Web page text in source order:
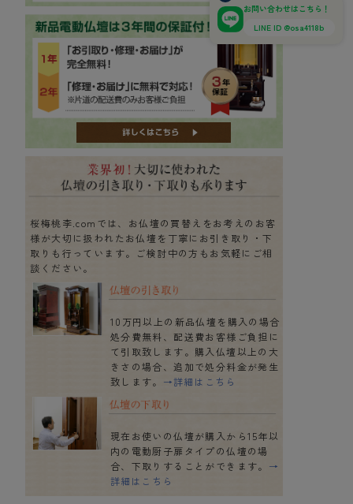
桜梅桃李.comでは、お仏壇の買替えをお考えのお客
様が大切に扱われたお仏壇を丁寧にお引き取り・下
取りも行っています。ご検討中の方もお気軽にご相
談ください。
10万円以上の新品仏壇を購入の場合
処分費無料、配送費お客様ご負担に
て引取致します。購入仏壇以上の大
きさの場合、追加で処分料金が発生
致します。 →詳細はこちら
現在お使いの仏壇が購入から15年以
内の電動厨子扉タイプの仏壇の場
合、下取りすることができます。 →
詳細はこちら
お問い合わせはこちら！
LINE ID @osa4118b